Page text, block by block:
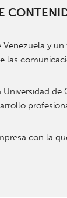
y
las
con la